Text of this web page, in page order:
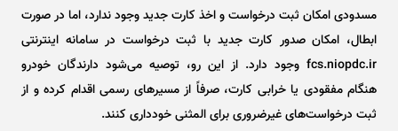
مسدودی امکان ثبت درخواست و اخذ کارت جدید وجود ندارد، اما در صورت
ابطال، امکان صدور کارت جدید با ثبت درخواست در سامانه اینترنتی
fcs.niopdc.ir وجود دارد. از این رو، توصیه می‌شود دارندگان خودرو
هنگام مفقودی یا خرابی کارت، صرفاً از مسیر‌های رسمی اقدام کرده و از
ثبت درخواست‌های غیرضروری برای المثنی خودداری کنند.